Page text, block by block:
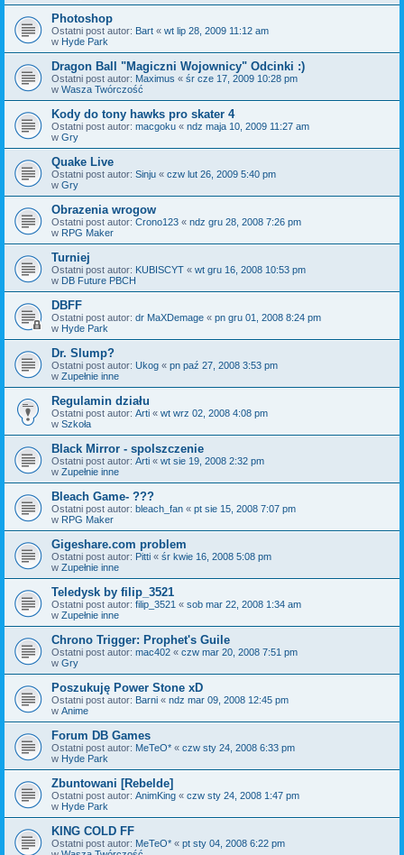
Photoshop
Ostatni post autor: Bart « wt lip 28, 2009 11:12 am
w Hyde Park
Dragon Ball "Magiczni Wojownicy" Odcinki :)
Ostatni post autor: Maximus « śr cze 17, 2009 10:28 pm
w Wasza Twórczość
Kody do tony hawks pro skater 4
Ostatni post autor: macgoku « ndz maja 10, 2009 11:27 am
w Gry
Quake Live
Ostatni post autor: Sinju « czw lut 26, 2009 5:40 pm
w Gry
Obrazenia wrogow
Ostatni post autor: Crono123 « ndz gru 28, 2008 7:26 pm
w RPG Maker
Turniej
Ostatni post autor: KUBISCYT « wt gru 16, 2008 10:53 pm
w DB Future PBCH
DBFF
Ostatni post autor: dr MaXDemage « pn gru 01, 2008 8:24 pm
w Hyde Park
Dr. Slump?
Ostatni post autor: Ukog « pn paź 27, 2008 3:53 pm
w Zupełnie inne
Regulamin działu
Ostatni post autor: Arti « wt wrz 02, 2008 4:08 pm
w Szkoła
Black Mirror - spolszczenie
Ostatni post autor: Arti « wt sie 19, 2008 2:32 pm
w Zupełnie inne
Bleach Game- ???
Ostatni post autor: bleach_fan « pt sie 15, 2008 7:07 pm
w RPG Maker
Gigeshare.com problem
Ostatni post autor: Pitti « śr kwie 16, 2008 5:08 pm
w Zupełnie inne
Teledysk by filip_3521
Ostatni post autor: filip_3521 « sob mar 22, 2008 1:34 am
w Zupełnie inne
Chrono Trigger: Prophet's Guile
Ostatni post autor: mac402 « czw mar 20, 2008 7:51 pm
w Gry
Poszukuję Power Stone xD
Ostatni post autor: Barni « ndz mar 09, 2008 12:45 pm
w Anime
Forum DB Games
Ostatni post autor: MeTeO* « czw sty 24, 2008 6:33 pm
w Hyde Park
Zbuntowani [Rebelde]
Ostatni post autor: AnimKing « czw sty 24, 2008 1:47 pm
w Hyde Park
KING COLD FF
Ostatni post autor: MeTeO* « pt sty 04, 2008 6:22 pm